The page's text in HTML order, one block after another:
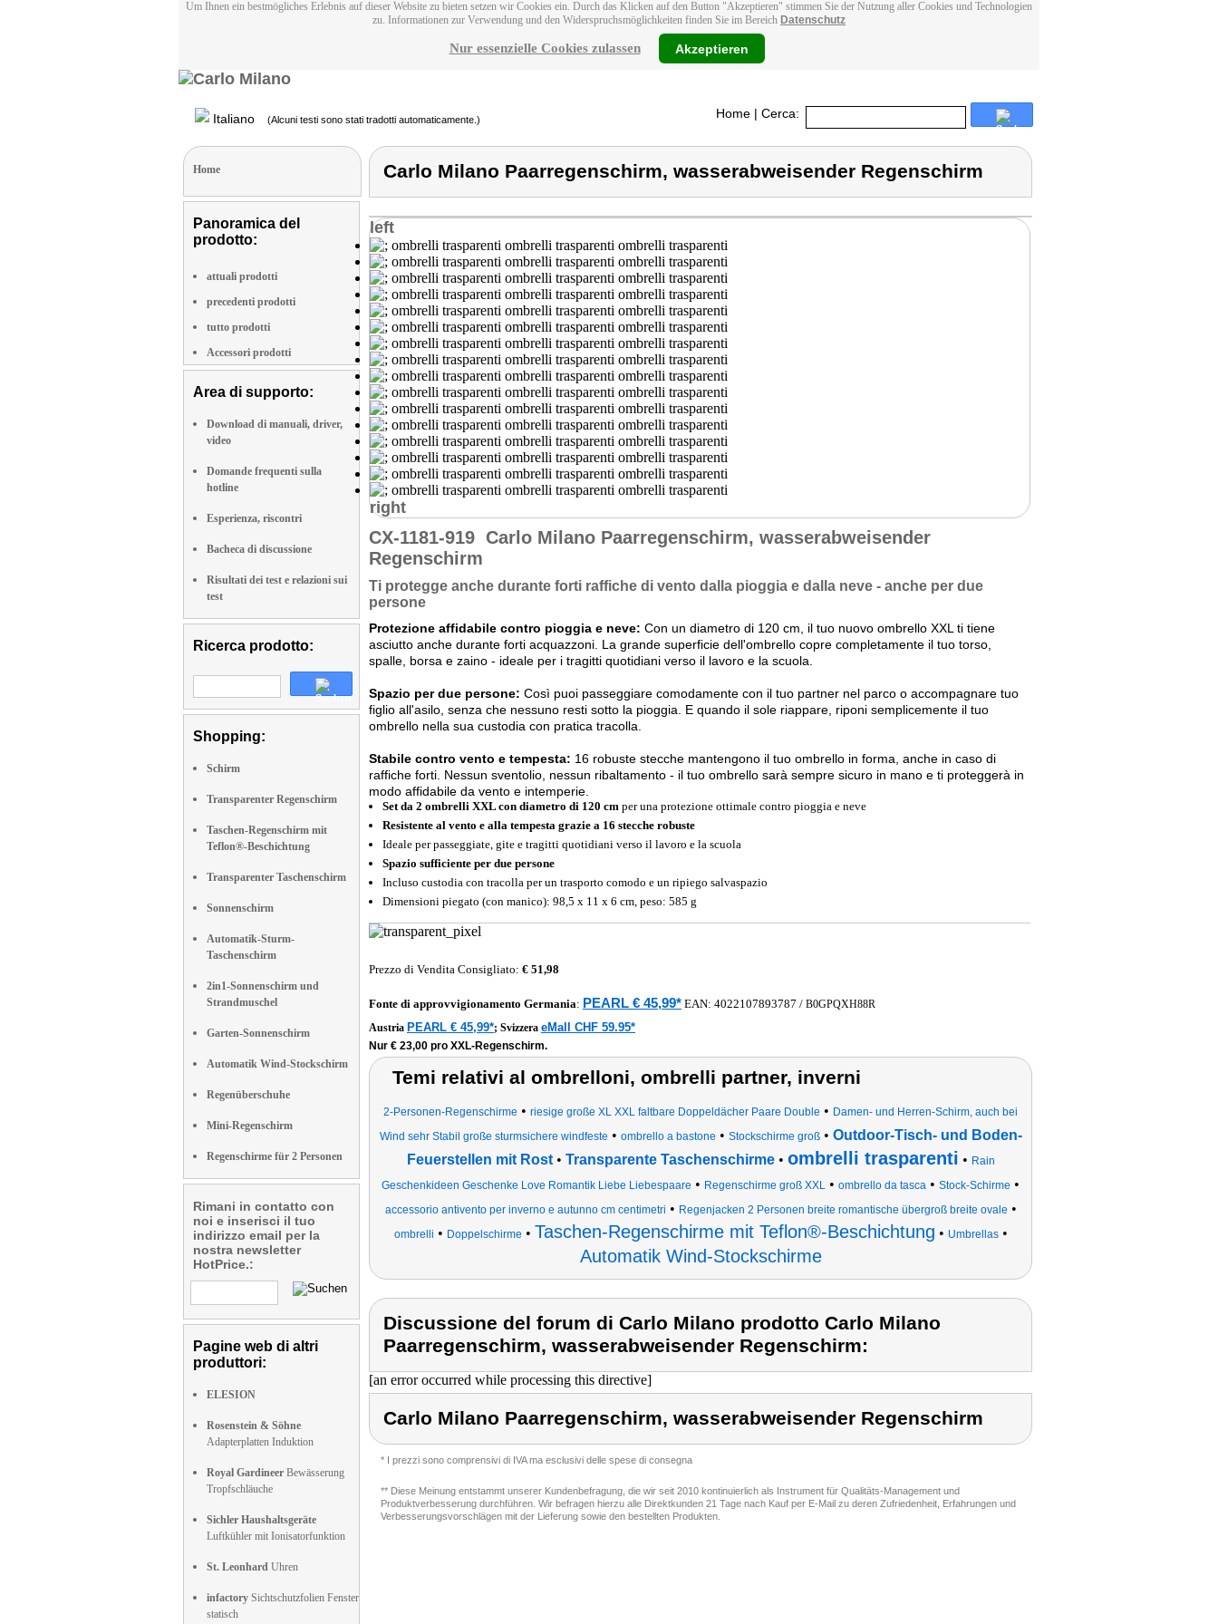
Um Ihnen ein bestmögliches Erlebnis auf dieser Website zu bieten setzen wir Cookies ein. Durch das Klicken auf den Button "Akzeptieren" stimmen Sie der Nutzung aller Cookies und Technologien
zu. Informationen zur Verwendung und den Widerspruchsmöglichkeiten finden Sie im Bereich Datenschutz
Nur essenzielle Cookies zulassen Akzeptieren
Italiano (Alcuni testi sono stati tradotti automaticamente.) Home | Cerca:
Home
Panoramica del
prodotto:
attuali prodotti
precedenti prodotti
tutto prodotti
Accessori prodotti
Area di supporto:
Download di manuali, driver,
video
Domande frequenti sulla
hotline
Esperienza, riscontri
Bacheca di discussione
Risultati dei test e relazioni sui
test
Ricerca prodotto:
Shopping:
Schirm
Transparenter Regenschirm
Taschen-Regenschirm mit
Teflon®-Beschichtung
Transparenter Taschenschirm
Sonnenschirm
Automatik-Sturm-
Taschenschirm
2in1-Sonnenschirm und
Strandmuschel
Garten-Sonnenschirm
Automatik Wind-Stockschirm
Regenüberschuhe
Mini-Regenschirm
Regenschirme für 2 Personen
Rimani in contatto con
noi e inserisci il tuo
indirizzo email per la
nostra newsletter
HotPrice.:
Pagine web di altri
produttori:
ELESION
Rosenstein & Söhne
Adapterplatten Induktion
Royal Gardineer Bewässerung
Tropfschläuche
Sichler Haushaltsgeräte
Luftkühler mit Ionisatorfunktion
St. Leonhard Uhren
infactory Sichtschutzfolien Fenster
statisch
Carlo Milano Paarregenschirm, wasserabweisender Regenschirm
left
right
CX-1181-919 Carlo Milano Paarregenschirm, wasserabweisender
Regenschirm
Ti protegge anche durante forti raffiche di vento dalla pioggia e dalla neve - anche per due
persone
Protezione affidabile contro pioggia e neve: Con un diametro di 120 cm, il tuo nuovo ombrello XXL ti tiene
asciutto anche durante forti acquazzoni. La grande superficie dell'ombrello copre completamente il tuo torso,
spalle, borsa e zaino - ideale per i tragitti quotidiani verso il lavoro e la scuola.
Spazio per due persone: Così puoi passeggiare comodamente con il tuo partner nel parco o accompagnare tuo
figlio all'asilo, senza che nessuno resti sotto la pioggia. E quando il sole riappare, riponi semplicemente il tuo
ombrello nella sua custodia con pratica tracolla.
Stabile contro vento e tempesta: 16 robuste stecche mantengono il tuo ombrello in forma, anche in caso di
raffiche forti. Nessun sventolio, nessun ribaltamento - il tuo ombrello sarà sempre sicuro in mano e ti proteggerà in
modo affidabile da vento e intemperie.
Set da 2 ombrelli XXL con diametro di 120 cm per una protezione ottimale contro pioggia e neve
Resistente al vento e alla tempesta grazie a 16 stecche robuste
Ideale per passeggiate, gite e tragitti quotidiani verso il lavoro e la scuola
Spazio sufficiente per due persone
Incluso custodia con tracolla per un trasporto comodo e un ripiego salvaspazio
Dimensioni piegato (con manico): 98,5 x 11 x 6 cm, peso: 585 g
Prezzo di Vendita Consigliato: € 51,98
Fonte di approvvigionamento Germania: PEARL € 45,99* EAN: 4022107893787 / B0GPQXH88R
Austria PEARL € 45,99*; Svizzera eMall CHF 59.95*
Nur € 23,00 pro XXL-Regenschirm.
Temi relativi al ombrelloni, ombrelli partner, inverni
2-Personen-Regenschirme • riesige große XL XXL faltbare Doppeldächer Paare Double • Damen- und Herren-Schirm, auch bei
Wind sehr Stabil große sturmsichere windfeste • ombrello a bastone • Stockschirme groß• Outdoor-Tisch- und Boden-
Feuerstellen mit Rost• Transparente Taschenschirme• ombrelli trasparenti • Rain
Geschenkideen Geschenke Love Romantik Liebe Liebespaare • Regenschirme groß XXL • ombrello da tasca • Stock-Schirme •
accessorio antivento per inverno e autunno cm centimetri • Regenjacken 2 Personen breite romantische übergroß breite ovale •
ombrelli • Doppelschirme • Taschen-Regenschirme mit Teflon®-Beschichtung • Umbrellas•
Automatik Wind-Stockschirme
Discussione del forum di Carlo Milano prodotto Carlo Milano
Paarregenschirm, wasserabweisender Regenschirm:
[an error occurred while processing this directive]
Carlo Milano Paarregenschirm, wasserabweisender Regenschirm
* I prezzi sono comprensivi di IVA ma esclusivi delle spese di consegna
** Diese Meinung entstammt unserer Kundenbefragung, die wir seit 2010 kontinuierlich als Instrument für Qualitäts-Management und
Produktverbesserung durchführen. Wir befragen hierzu alle Direktkunden 21 Tage nach Kauf per E-Mail zu deren Zufriedenheit, Erfahrungen und
Verbesserungsvorschlägen mit der Lieferung sowie den bestellten Produkten.